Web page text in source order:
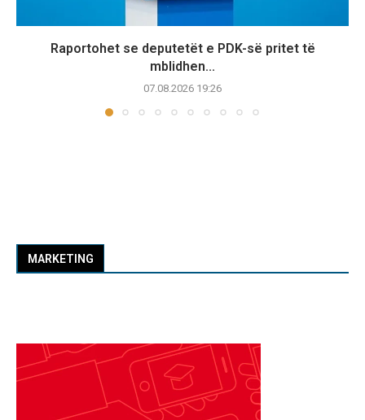
Raportohet se deputetët e PDK-së pritet të
mblidhen...
07.08.2026 19:26
MARKETING